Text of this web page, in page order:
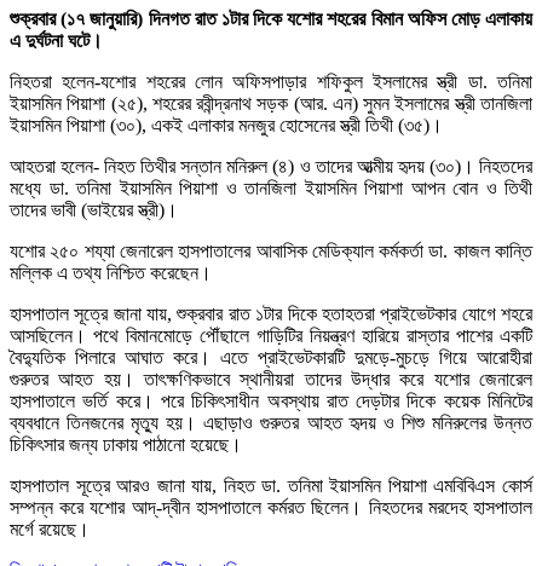
শুক্রবার (১৭ জানুয়ারি) দিনগত রাত ১টার দিকে যশোর শহরের বিমান অফিস মোড় এলাকায়
এ দুর্ঘটনা ঘটে।
নিহতরা হলেন-যশোর শহরের লোন অফিসপাড়ার শফিকুল ইসলামের স্ত্রী ডা. তনিমা
ইয়াসমিন পিয়াশা (২৫), শহরের রবীন্দ্রনাথ সড়ক (আর. এন) সুমন ইসলামের স্ত্রী তানজিলা
ইয়াসমিন পিয়াশা (৩০), একই এলাকার মনজুর হোসেনের স্ত্রী তিথী (৩৫)।
আহতরা হলেন- নিহত তিথীর সন্তান মনিরুল (৪) ও তাদের আত্মীয় হৃদয় (৩০)। নিহতদের
মধ্যে ডা. তনিমা ইয়াসমিন পিয়াশা ও তানজিলা ইয়াসমিন পিয়াশা আপন বোন ও তিথী
তাদের ভাবী (ভাইয়ের স্ত্রী)।
যশোর ২৫০ শয্যা জেনারেল হাসপাতালের আবাসিক মেডিক্যাল কর্মকর্তা ডা. কাজল কান্তি
মল্লিক এ তথ্য নিশ্চিত করেছেন।
হাসপাতাল সূত্রে জানা যায়, শুক্রবার রাত ১টার দিকে হতাহতরা প্রাইভেটকার যোগে শহরে
আসছিলেন। পথে বিমানমোড়ে পৌঁছালে গাড়িটির নিয়ন্ত্রণ হারিয়ে রাস্তার পাশের একটি
বৈদ্যুতিক পিলারে আঘাত করে। এতে প্রাইভেটকারটি দুমড়ে-মুচড়ে গিয়ে আরোহীরা
গুরুতর আহত হয়। তাৎক্ষণিকভাবে স্থানীয়রা তাদের উদ্ধার করে যশোর জেনারেল
হাসপাতালে ভর্তি করে। পরে চিকিৎসাধীন অবস্থায় রাত দেড়টার দিকে কয়েক মিনিটের
ব্যবধানে তিনজনের মৃত্যু হয়। এছাড়াও গুরুতর আহত হৃদয় ও শিশু মনিরুলের উন্নত
চিকিৎসার জন্য ঢাকায় পাঠানো হয়েছে।
হাসপাতাল সূত্রে আরও জানা যায়, নিহত ডা. তনিমা ইয়াসমিন পিয়াশা এমবিবিএস কোর্স
সম্পন্ন করে যশোর আদ্-দ্বীন হাসপাতালে কর্মরত ছিলেন। নিহতদের মরদেহ হাসপাতাল
মর্গে রয়েছে।